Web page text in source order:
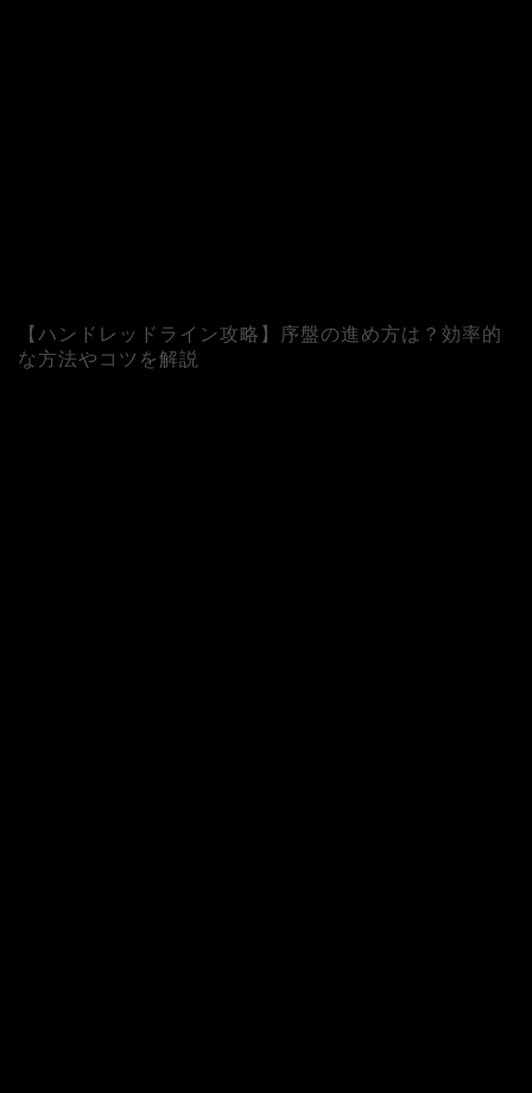
【ハンドレッドライン攻略】序盤の進め方は？効率的
な方法やコツを解説